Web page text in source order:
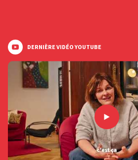
DERNIÈRE VIDÉO YOUTUBE